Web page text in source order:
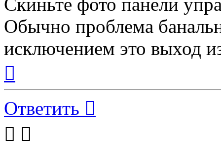
Скиньте фото панели
Обычно проблема
исключением это выход
началу
Ответить